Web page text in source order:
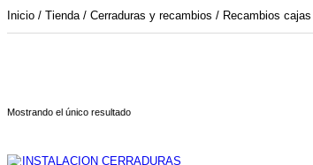
Inicio / Tienda/ Cerraduras y recambios / Recambios
Mostrando el único resultado